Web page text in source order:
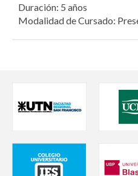
Duración: 5 años
Modalidad de Cursado: